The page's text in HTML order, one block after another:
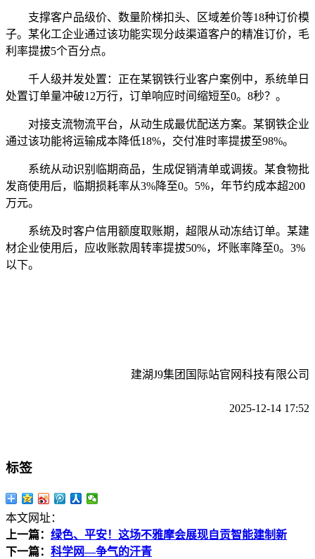
支撑客户品级价、数量阶梯扣头、区域差价等18种订价模
子。某化工企业通过该功能实现分歧渠道客户的精准订价，毛
利率提拔5个百分点。
千人级并发处置：正在某钢铁行业客户案例中，系统单日
处置订单量冲破12万行，订单响应时间缩短至0。8秒？。
对接支流物流平台，从动生成最优配送方案。某钢铁企业
通过该功能将运输成本降低18%，交付准时率提拔至98%。
系统从动识别临期商品，生成促销清单或调拨。某食物批
发商使用后，临期损耗率从3%降至0。5%，年节约成本超200
万元。
系统及时客户信用额度取账期，超限从动冻结订单。某建
材企业使用后，应收账款周转率提拔50%，坏账率降至0。3%
以下。
建湖J9集团国际站官网科技有限公司
2025-12-14 17:52
标签
本文网址：
上一篇： 绿色、平安！这场不雅摩会展现自贡智能建制新
下一篇： 科学网—争气的汗青